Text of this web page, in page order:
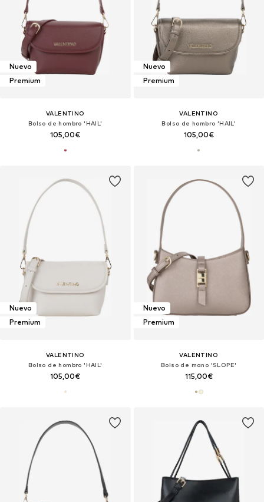
Nuevo
Premium
VALENTINO
Bolso de hombro 'HAIL'
105,00€
Nuevo
Premium
VALENTINO
Bolso de hombro 'HAIL'
105,00€
Nuevo
Premium
VALENTINO
Bolso de hombro 'HAIL'
105,00€
Nuevo
Premium
VALENTINO
Bolso de mano 'SLOPE'
115,00€